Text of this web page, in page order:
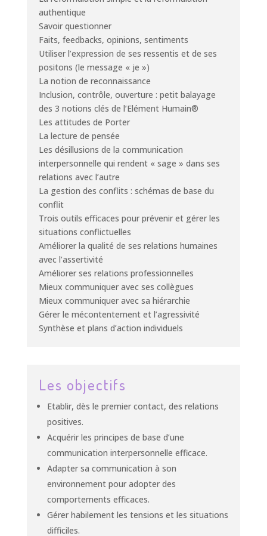
authentique
Savoir questionner
Faits, feedbacks, opinions, sentiments
Utiliser l’expression de ses ressentis et de ses
positons (le message « je »)
La notion de reconnaissance
Inclusion, contrôle, ouverture : petit balayage
des 3 notions clés de l’Elément Humain®
Les attitudes de Porter
La lecture de pensée
Les désillusions de la communication
interpersonnelle qui rendent « sage » dans ses
relations avec l’autre
La gestion des conflits : schémas de base du
conflit
Trois outils efficaces pour prévenir et gérer les
situations conflictuelles
Améliorer la qualité de ses relations humaines
avec l’assertivité
Améliorer ses relations professionnelles
Mieux communiquer avec ses collègues
Mieux communiquer avec sa hiérarchie
Gérer le mécontentement et l’agressivité
Synthèse et plans d’action individuels
Les objectifs
Etablir, dès le premier contact, des relations
positives.
Acquérir les principes de base d’une
communication interpersonnelle efficace.
Adapter sa communication à son
environnement pour adopter des
comportements efficaces.
Gérer habilement les tensions et les situations
difficiles.